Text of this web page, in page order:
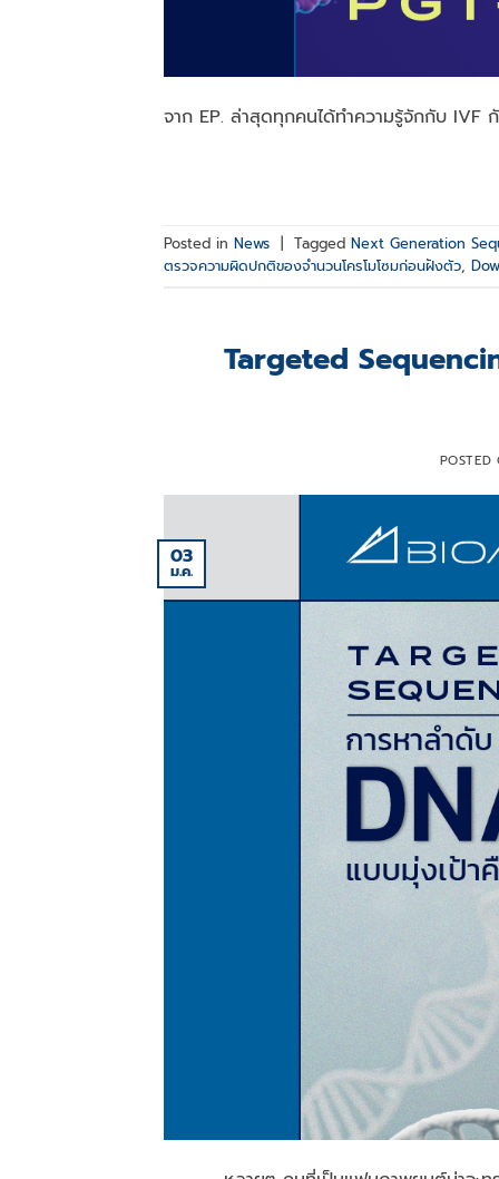
จาก EP. ล่าสุดทุกคนได้ทำความรู้จักกับ IVF
Posted in News Tagged Next Generation
ตรวจความผิดปกติของจำนวนโครโมโซมก่อนฝังตัว,
Targeted
03
ม.ค.